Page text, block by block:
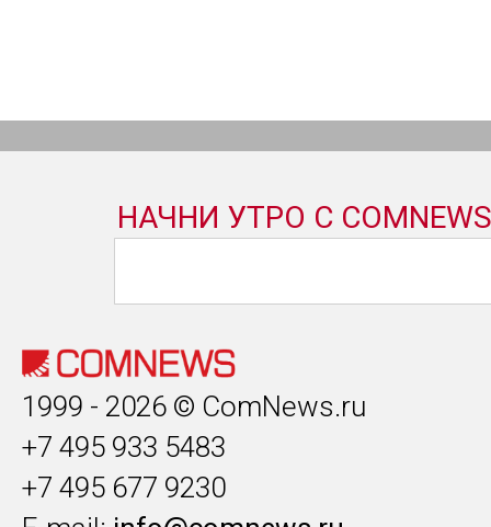
1999 - 2026 © ComNews.ru
+7 495 933 5483
+7 495 677 9230